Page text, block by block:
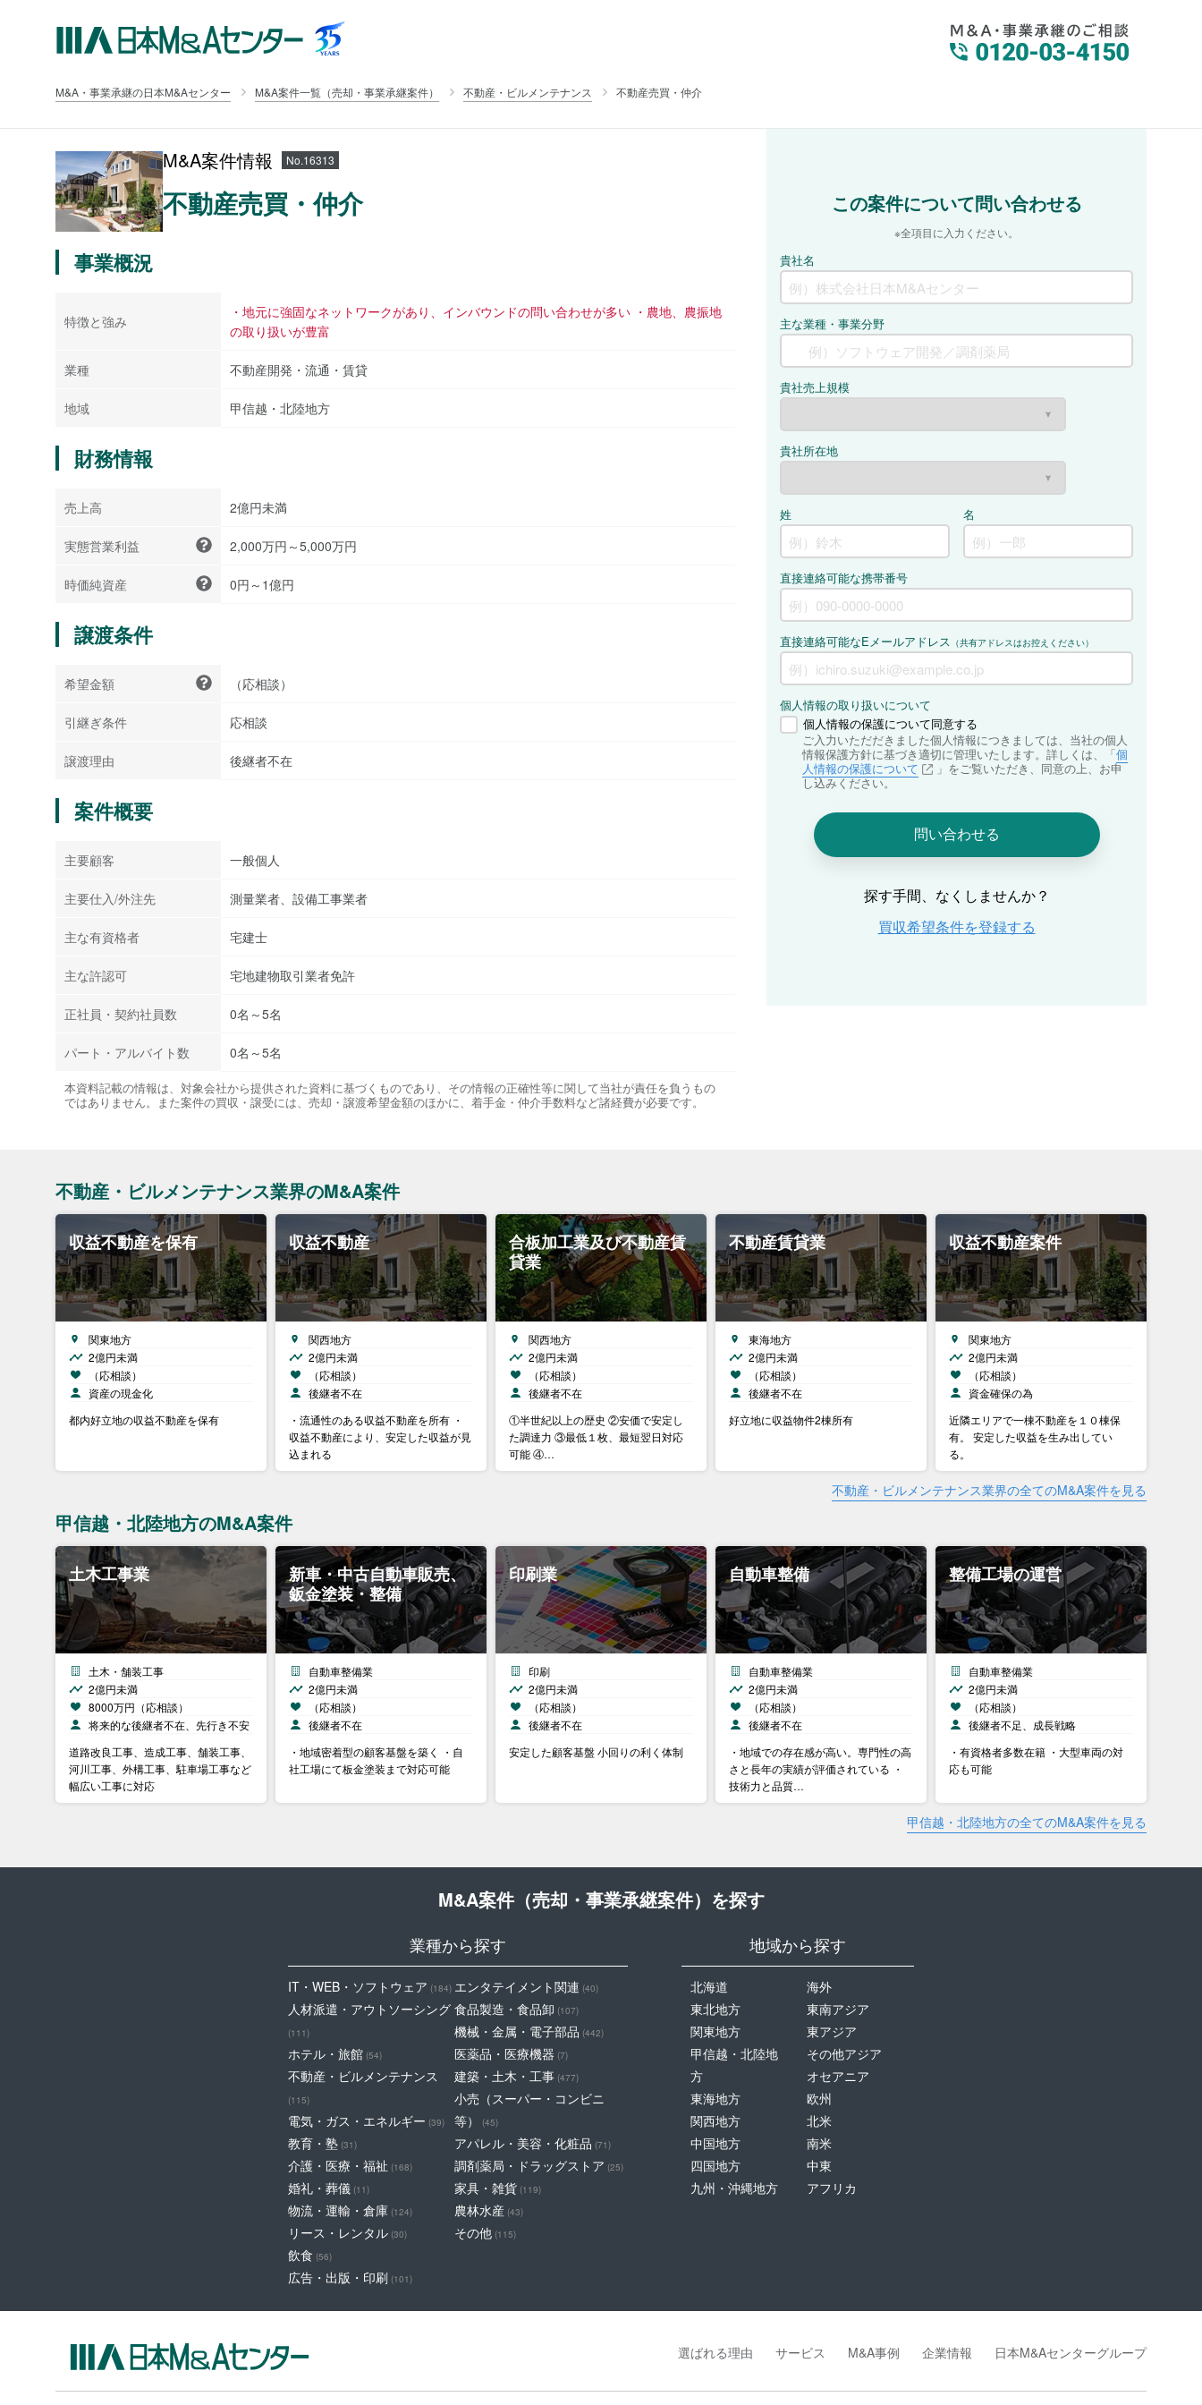
M&A・事業承継の日本M&Aセンター M&A案件一覧（売却・事業承継案件） 不動産・ビルメンテナンス 不動産売買・仲介
M&A案件情報 No.16313
不動産売買・仲介
事業概況
特徴と強み
・地元に強固なネットワークがあり、インバウンドの問い合わせが多い ・農地、農振地
の取り扱いが豊富
業種 不動産開発・流通・賃貸
地域 甲信越・北陸地方
財務情報
売上高 2億円未満
実態営業利益 2,000万円～5,000万円
時価純資産 0円～1億円
譲渡条件
希望金額 （応相談）
引継ぎ条件 応相談
譲渡理由 後継者不在
案件概要
主要顧客 一般個人
主要仕入/外注先 測量業者、設備工事業者
主な有資格者 宅建士
主な許認可 宅地建物取引業者免許
正社員・契約社員数 0名～5名
パート・アルバイト数 0名～5名
本資料記載の情報は、対象会社から提供された資料に基づくものであり、その情報の正確性等に関して当社が責任を負うもの
ではありません。また案件の買収・譲受には、売却・譲渡希望金額のほかに、着手金・仲介手数料など諸経費が必要です。
不動産・ビルメンテナンス業界のM&A案件
収益不動産を保有
関東地方
2億円未満
（応相談）
資産の現金化
都内好立地の収益不動産を保有
収益不動産
関西地方
2億円未満
（応相談）
後継者不在
・流通性のある収益不動産を所有 ・
収益不動産により、安定した収益が見
込まれる
合板加工業及び不動産賃
貸業
関西地方
2億円未満
（応相談）
後継者不在
①半世紀以上の歴史 ②安価で安定し
た調達力 ③最低１枚、最短翌日対応
可能 ④…
不動産賃貸業
東海地方
2億円未満
（応相談）
後継者不在
好立地に収益物件2棟所有
収益不動産案件
関東地方
2億円未満
（応相談）
資金確保の為
近隣エリアで一棟不動産を１０棟保
有。 安定した収益を生み出してい
る。
不動産・ビルメンテナンス業界の全てのM&A案件を見る
甲信越・北陸地方のM&A案件
土木工事業
土木・舗装工事
2億円未満
8000万円（応相談）
将来的な後継者不在、先行き不安
道路改良工事、造成工事、舗装工事、
河川工事、外構工事、駐車場工事など
幅広い工事に対応
新車・中古自動車販売、
鈑金塗装・整備
自動車整備業
2億円未満
（応相談）
後継者不在
・地域密着型の顧客基盤を築く ・自
社工場にて板金塗装まで対応可能
印刷業
印刷
2億円未満
（応相談）
後継者不在
安定した顧客基盤 小回りの利く体制
自動車整備
自動車整備業
2億円未満
（応相談）
後継者不在
・地域での存在感が高い。専門性の高
さと長年の実績が評価されている ・
技術力と品質…
整備工場の運営
自動車整備業
2億円未満
（応相談）
後継者不足、成長戦略
・有資格者多数在籍 ・大型車両の対
応も可能
甲信越・北陸地方の全てのM&A案件を見る
M&A案件（売却・事業承継案件）を探す
業種から探す
IT・WEB・ソフトウェア (184)
人材派遣・アウトソーシング
(111)
ホテル・旅館 (54)
不動産・ビルメンテナンス
(115)
電気・ガス・エネルギー (39)
教育・塾 (31)
介護・医療・福祉 (168)
婚礼・葬儀 (11)
物流・運輸・倉庫 (124)
リース・レンタル (30)
飲食 (56)
広告・出版・印刷 (101)
エンタテイメント関連 (40)
食品製造・食品卸 (107)
機械・金属・電子部品 (442)
医薬品・医療機器 (7)
建築・土木・工事 (477)
小売（スーパー・コンビニ
等）
(45)
アパレル・美容・化粧品 (71)
調剤薬局・ドラッグストア (25)
家具・雑貨 (119)
農林水産 (43)
その他 (115)
地域から探す
北海道
東北地方
関東地方
甲信越・北陸地
方
東海地方
関西地方
中国地方
四国地方
九州・沖縄地方
海外
東南アジア
東アジア
その他アジア
オセアニア
欧州
北米
南米
中東
アフリカ
選ばれる理由 サービス M&A事例 企業情報 日本M&Aセンターグループ